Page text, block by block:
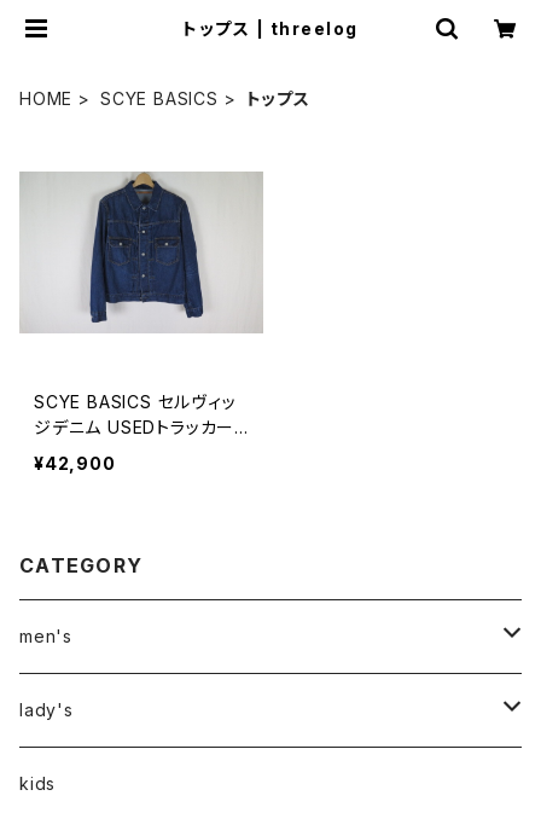
トップス | threelog
HOME SCYE BASICS トップス
SCYE BASICS セルヴィッ
ジデニム USEDトラッカー
ジャケット MEN
¥42,900
CATEGORY
men's
アウター
トップス
lady's
アウター
kids